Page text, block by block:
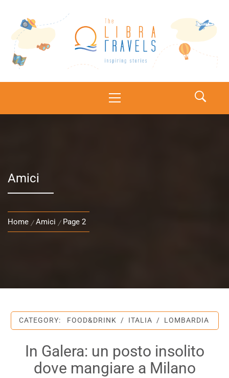
The Libra Travels
Amici
Home Amici Page 2
CATEGORY: FOOD&DRINK / ITALIA / LOMBARDIA
In Galera: un posto insolito
dove mangiare a Milano